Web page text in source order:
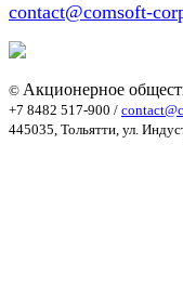
contact@comsoft-
© Акционерное
+7 8482 517-900 /
445035, Тольятти, ул.